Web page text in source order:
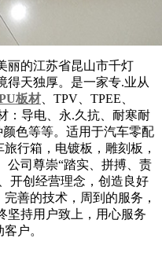
丽的江苏省昆山市千灯
得天独厚。是一家专.业从
板材 、TPV、TPEE、
：导电、永.久抗、耐寒耐
色等等。适用于汽车零配
行箱，电镀板，雕刻板，
公司尊崇“踏实、拼搏、责
开创经营理念，创造良好
善的技术，周到的服务，
坚持用户致上，用心服务
户。